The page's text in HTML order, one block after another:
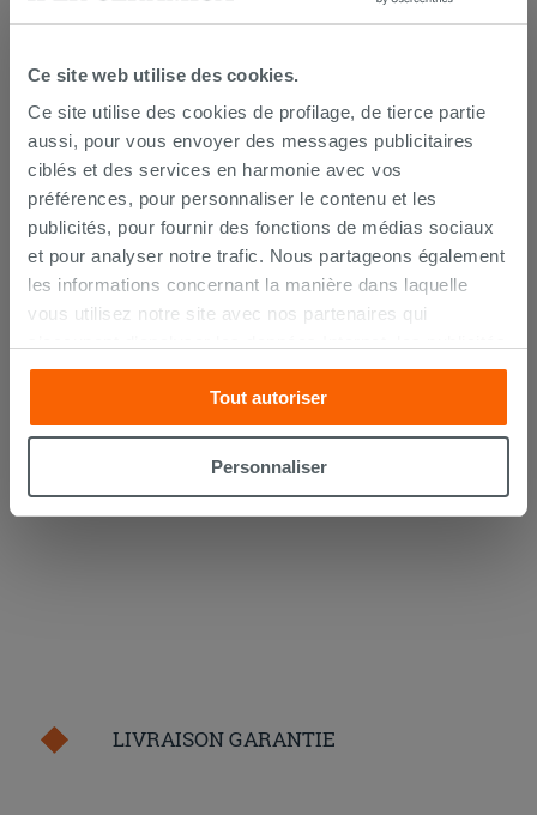
Ce site web utilise des cookies.
Ce site utilise des cookies de profilage, de tierce partie
aussi, pour vous envoyer des messages publicitaires
ciblés et des services en harmonie avec vos
préférences, pour personnaliser le contenu et les
publicités, pour fournir des fonctions de médias sociaux
et pour analyser notre trafic. Nous partageons également
les informations concernant la manière dans laquelle
vous utilisez notre site avec nos partenaires qui
et les réseaux sociaux. Lesdits partenaires pourraient
combiner ces informations avec d’autres que vous leur
avez fournies ou qu’ils ont recueillies à partir de votre
utilisation sur leurs services. Si vous souhaitez en savoir
cookies, ou à quelques-uns seulement,cliquez iciou
Tout autoriser
Personnaliser
sanitaires adossés au mur
8,50 € /PC
AJOUTER AU PANIER
LIVRAISON GARANTIE